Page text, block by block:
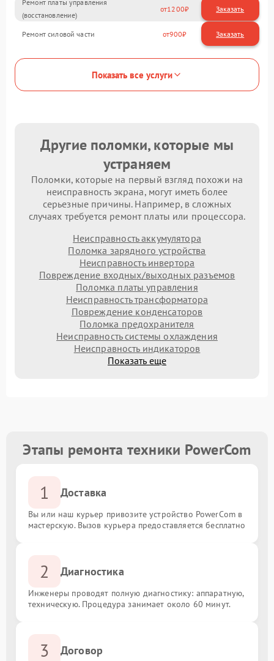
Ремонт платы управления
(восстановление)
1200
Ремонт силовой части 900
Показать все услуги
Другие поломки, которые мы
устраняем
Поломки, которые на первый взгляд похожи на
неисправность экрана, могут иметь более
серьезные причины. Например, в сложных
случаях требуется ремонт платы или процессора.
Неисправность аккумулятора
Поломка зарядного устройства
Неисправность инвертора
Повреждение входных/выходных разъемов
Поломка платы управления
Неисправность трансформатора
Повреждение конденсаторов
Поломка предохранителя
Неисправность системы охлаждения
Неисправность индикаторов
Показать еще
Этапы ремонта техники PowerCom
1 Доставка
Вы или наш курьер привозите устройство PowerCom в
мастерскую. Вызов курьера предоставляется бесплатно
2 Диагностика
Инженеры проводят полную диагностику: аппаратную,
техническую. Процедура занимает около 60 минут.
3 Договор